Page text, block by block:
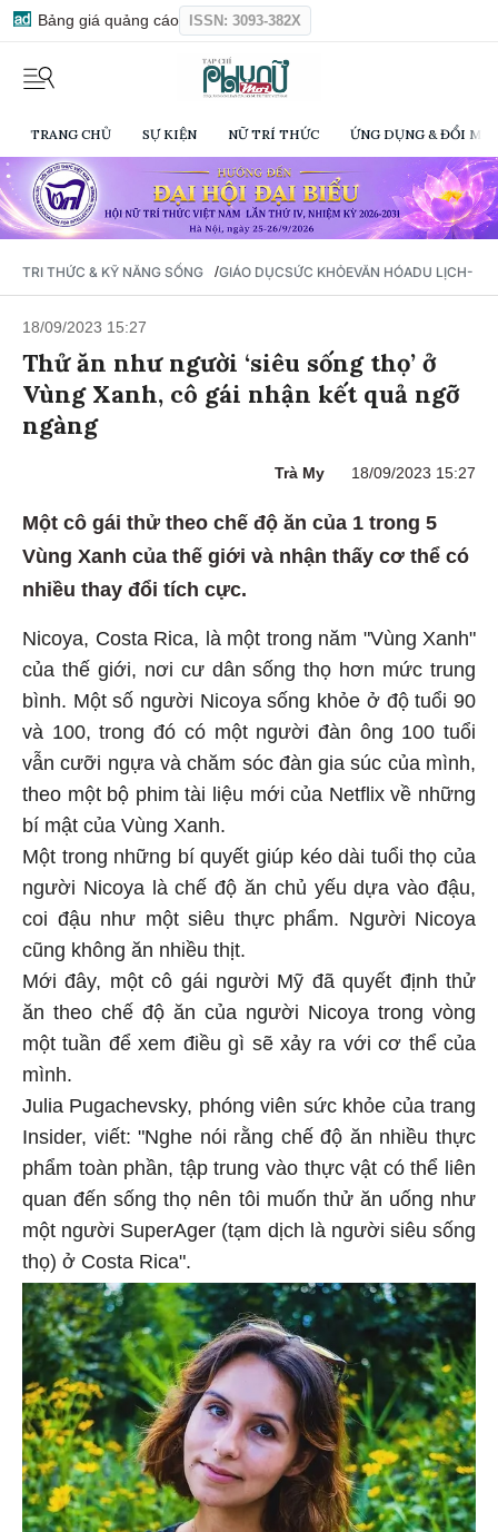
Bảng giá quảng cáo ISSN: 3093-382X
TRANG CHỦ SỰ KIỆN NỮ TRÍ THỨC ỨNG DỤNG & ĐỔI
TRI THỨC & KỸ NĂNG SỐNG /GIÁO DỤCSỨC KHỎEVĂN HÓADU LỊCH-
18/09/2023 15:27
Thử ăn như người ‘siêu sống thọ’ ở
Vùng Xanh, cô gái nhận kết quả ngỡ
ngàng
Trà My 18/09/2023 15:27
Một cô gái thử theo chế độ ăn của 1 trong 5
Vùng Xanh của thế giới và nhận thấy cơ thể có
nhiều thay đổi tích cực.
Nicoya, Costa Rica, là một trong năm "Vùng Xanh"
của thế giới, nơi cư dân sống thọ hơn mức trung
bình. Một số người Nicoya sống khỏe ở độ tuổi 90
và 100, trong đó có một người đàn ông 100 tuổi
vẫn cưỡi ngựa và chăm sóc đàn gia súc của mình,
theo một bộ phim tài liệu mới của Netflix về những
bí mật của Vùng Xanh.
Một trong những bí quyết giúp kéo dài tuổi thọ của
người Nicoya là chế độ ăn chủ yếu dựa vào đậu,
coi đậu như một siêu thực phẩm. Người Nicoya
cũng không ăn nhiều thịt.
Mới đây, một cô gái người Mỹ đã quyết định thử
ăn theo chế độ ăn của người Nicoya trong vòng
một tuần để xem điều gì sẽ xảy ra với cơ thể của
mình.
Julia Pugachevsky, phóng viên sức khỏe của trang
Insider, viết: "Nghe nói rằng chế độ ăn nhiều thực
phẩm toàn phần, tập trung vào thực vật có thể liên
quan đến sống thọ nên tôi muốn thử ăn uống như
một người SuperAger (tạm dịch là người siêu sống
thọ) ở Costa Rica".